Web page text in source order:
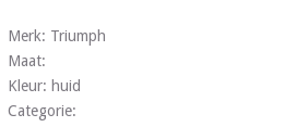
Merk: Triumph
Maat:
Kleur: huid
Categorie: